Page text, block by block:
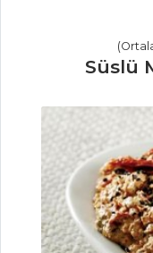
BULGUR
KAĞITTA
Tüm Tarifleri
ET
Sebzeli
Antrekot
Süslü